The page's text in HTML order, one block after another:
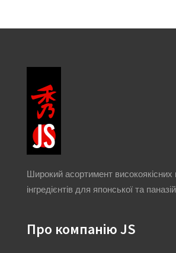
Широкий асортимент високоякісних
інгредієнтів для японської та
Про компанію JS